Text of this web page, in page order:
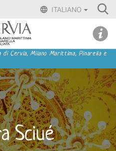
ITALIANO
Cervia, Milano Marittima, Pinarella e
Sciué